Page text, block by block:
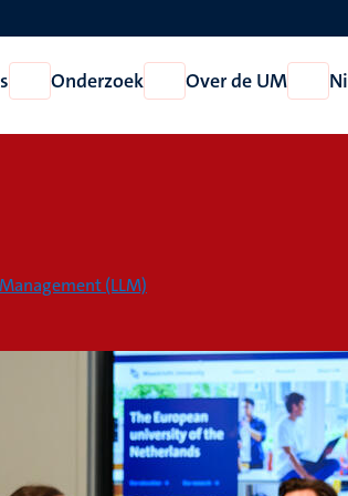
Open
Onderwijs
Onderzoek
Open
Onderzoek
Over de UM
Open
Over
(LLM)